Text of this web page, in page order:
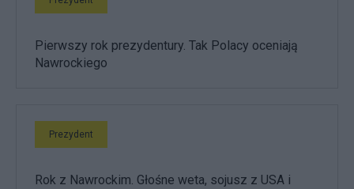
Pierwszy rok prezydentury. Tak Polacy oceniają
Nawrockiego
Prezydent
Rok z Nawrockim. Głośne weta, sojusz z USA i